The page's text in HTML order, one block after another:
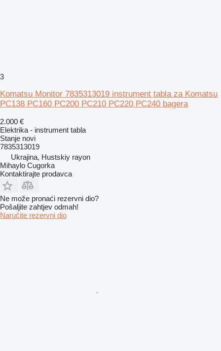
3
Komatsu Monitor 7835313019 instrument tabla za Komatsu
PC138 PC160 PC200 PC210 PC220 PC240 bagera
2.000 €
Elektrika - instrument tabla
Stanje novi
7835313019
Ukrajina, Hustskiy rayon
Mihaylo Cugorka
Kontaktirajte prodavca
Ne može pronaći rezervni dio?
Pošaljite zahtjev odmah!
Naručite rezervni dio